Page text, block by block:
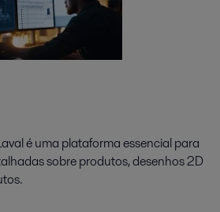
é uma plataforma essencial para
sobre produtos, desenhos 2D